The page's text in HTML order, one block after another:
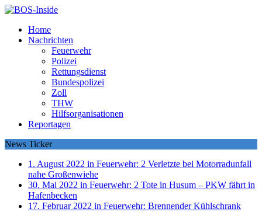
Home
Nachrichten
Feuerwehr
Polizei
Rettungsdienst
Bundespolizei
Zoll
THW
Hilfsorganisationen
Reportagen
News Ticker
1. August 2022 in Feuerwehr: 2 Verletzte bei Motorradunfall
nahe Großenwiehe
30. Mai 2022 in Feuerwehr: 2 Tote in Husum – PKW fährt in
Hafenbecken
17. Februar 2022 in Feuerwehr: Brennender Kühlschrank